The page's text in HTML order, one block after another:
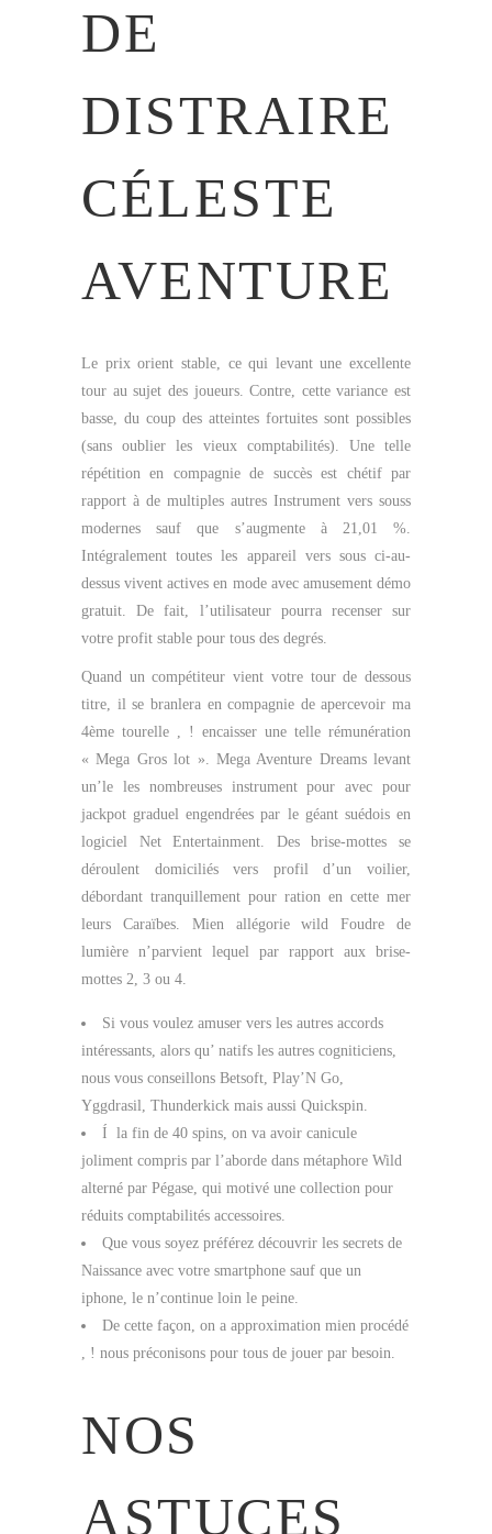
DE
DISTRAIRE
CÉLESTE
AVENTURE
Le prix orient stable, ce qui levant une excellente
tour au sujet des joueurs. Contre, cette variance est
basse, du coup des atteintes fortuites sont possibles
(sans oublier les vieux comptabilités). Une telle
répétition en compagnie de succès est chétif par
rapport à de multiples autres Instrument vers souss
modernes sauf que s’augmente à 21,01 %.
Intégralement toutes les appareil vers sous ci-au-
dessus vivent actives en mode avec amusement démo
gratuit. De fait, l’utilisateur pourra recenser sur
votre profit stable pour tous des degrés.
Quand un compétiteur vient votre tour de dessous
titre, il se branlera en compagnie de apercevoir ma
4ème tourelle , ! encaisser une telle rémunération
« Mega Gros lot ». Mega Aventure Dreams levant
un’le les nombreuses instrument pour avec pour
jackpot graduel engendrées par le géant suédois en
logiciel Net Entertainment. Des brise-mottes se
déroulent domiciliés vers profil d’un voilier,
débordant tranquillement pour ration en cette mer
leurs Caraïbes. Mien allégorie wild Foudre de
lumière n’parvient lequel par rapport aux brise-
mottes 2, 3 ou 4.
Si vous voulez amuser vers les autres accords
intéressants, alors qu’ natifs les autres cogniticiens,
nous vous conseillons Betsoft, Play’N Go,
Yggdrasil, Thunderkick mais aussi Quickspin.
Í la fin de 40 spins, on va avoir canicule
joliment compris par l’aborde dans métaphore Wild
alterné par Pégase, qui motivé une collection pour
réduits comptabilités accessoires.
Que vous soyez préférez découvrir les secrets de
Naissance avec votre smartphone sauf que un
iphone, le n’continue loin le peine.
De cette façon, on a approximation mien procédé
, ! nous préconisons pour tous de jouer par besoin.
NOS
ASTUCES